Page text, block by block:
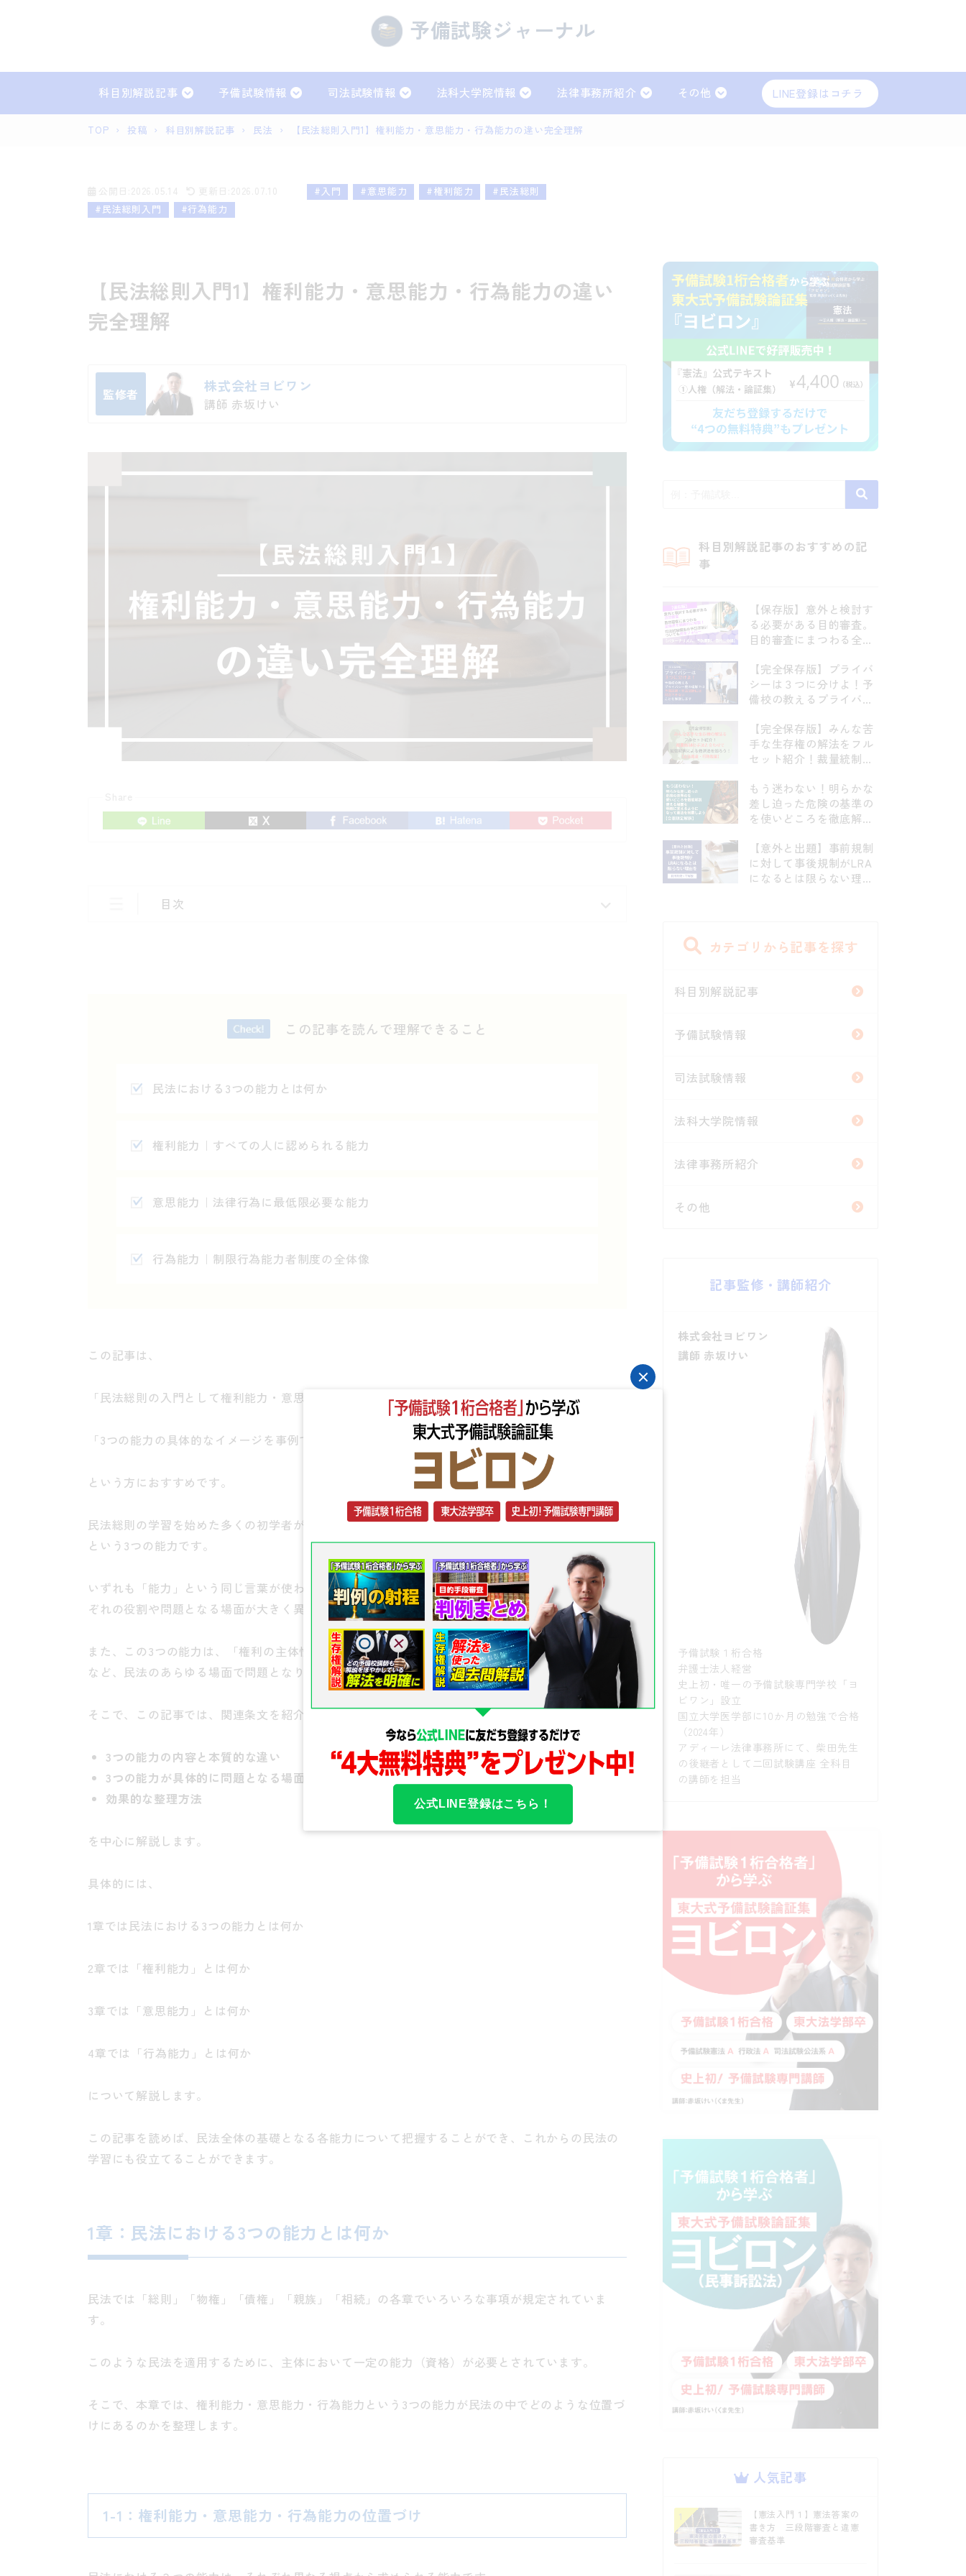
予備試験ジャーナル
科目別解説記事
刑事実務
予備試験情報 司法試験情報 法科大学院情報 法律事務所紹介 その他 LINE登録はコチラ
TOP › 投稿 › 科目別解説記事 › 民法 › 【民法総則入門1】権利能力・意思能力・行為能力の違い完全理解
#入門 #意思能力 #権利能力
#民法総則
#民法総則入門
#行為能力
【民法総則入門1】権利能力・意思能力・行為能力の違い
完全理解
監修者 株式会社ヨビワン
講師 赤坂けい
目次
この記事を読んで理解できること
民法における 3つの能力とは何か
権利能力｜すべての人に認められる能力
意思能力｜法律行為に最低限必要な能力
行為能力｜制限行為能力者制度の全体像
この記事は、
「民法総則の入門として権利能力・意思能力・行為能力の違いを理解したい」
「3つの能力の具体的なイメージを事例で掴みたい」
という方におすすめです。
民法総則の学習を始めた多くの初学者が最初に混乱するのが、「権利能力・意思能力・行為能力」
という 3つの能力です。
いずれも「能力」という同じ言葉が使われているため似た概念のように見えますが、実際にはそれ
ぞれの役割や問題となる場面が大きく異なります。
また、この3つの能力は、「権利の主体性」「法律行為の有効性」「相手方の保護の必要性」の判断
など、民法のあらゆる場面で問題となり得ます。
そこで、この記事では、関連条文を紹介しながら
3つの能力の内容と本質的な違い
3つの能力が具体的に問題となる場面
効果的な整理方法
を中心に解説します。
具体的には、
1章では民法における 3つの能力とは何か
2章では「権利能力」とは何か
3章では「意思能力」とは何か
4章では「行為能力」とは何か
について解説します。
この記事を読めば、民法全体の基礎となる各能力について把握することができ、これからの民法の
学習にも役立てることができます。
1章：民法における3つの能力とは何か
民法では「総則」「物権」「債権」「親族」「相続」の各章でいろいろな事項が規定されていま
す。
このような民法を適用するために、主体において一定の能力（資格）が必要とされています。
そこで、本章では、権利能力・意思能力・行為能力という 3つの能力が民法の中でどのような位置づ
けにあるのかを整理します。
1-1 ：権利能力・意思能力・行為能力の位置づけ
公式LINE登録はこちら！
科目別解説記事のおすすめの記
事
【保存版】意外と検討す
る必要がある目的審査。
目的審査にまつわる全論
試験頻出の予防原則につ
いても完全フォロー【パ
ターナリズム、予防原
【完全保存版】プライバ
シーは３つに分けよ！予
備校の教えるプライバシ
験・司法試験には対応で
きないことを解説します
【京都府学連・住基ネッ
早稲田大学江沢民事件・
指紋押捺事件】
【完全保存版】みんな苦
手な生存権の解法をフル
セット紹介！裁量統制の
による救済法を知ろ
う！！【立法裁量・行政
裁量】
もう迷わない！明らかな
差し迫った危険の基準の
を使いどころを徹底解
言えるようになって憲法
を制覇しよう！【合憲限
定解釈】
【意外と出題】事前規制
に対して事後規制がLRA
になるとは限らない理由
カテゴリから記事を探す
科目別解説記事
予備試験情報
司法試験情報
法科大学院情報
法律事務所紹介
その他
記事監修・講師紹介
株式会社ヨビワン
講師 赤坂けい
予備試験１桁合格
弁護士法人経営
史上初・唯一の予備試験専門学校「ヨ
ビワン」設立
国立大学医学部に10か月の勉強で合格
（2024年）
アディーレ法律事務所にて、柴田先生
の後継者として二回試験講座 全科目
の講師を担当
人気記事
【憲法入門１】憲法答案の
書き方 三段階審査と違憲
審査基準